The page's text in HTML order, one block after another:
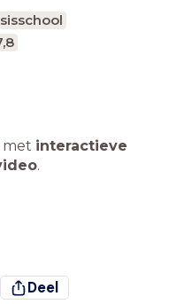
met interactieve
.
Deel